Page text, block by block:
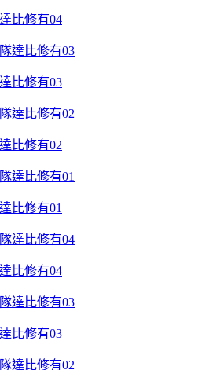
比修有04
比修有03
比修有02
比修有01
比修有04
比修有03